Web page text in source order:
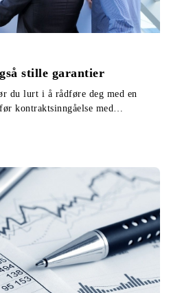
stille garantier
du lurt i å rådføre deg med en
kontraktsinngåelse med